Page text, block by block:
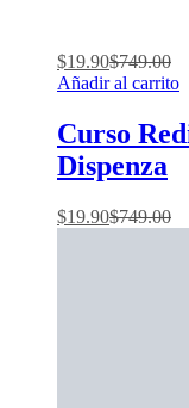
$19.90$749.00
Añadir al carrito
Curso
Dispenza
$19.90$749.00